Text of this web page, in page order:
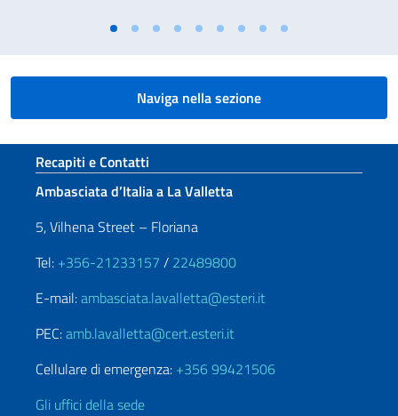
Naviga nella sezione
Sezione footer
Recapiti e Contatti
Ambasciata d’Italia a La Valletta
5, Vilhena Street – Floriana
Tel: +356-21233157 / 22489800
E-mail:ambasciata.lavalletta@esteri.it
PEC:amb.lavalletta@cert.esteri.it
Cellulare di emergenza: +356 99421506
Gli uffici della sede